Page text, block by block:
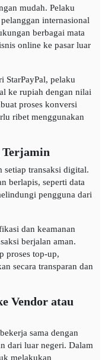
mudah. Pelaku
internasional
berbagai mata
online ke pasar luar
StarPayPal, pelaku
ke rupiah dengan nilai
proses konversi
ribet menggunakan
Terjamin
setiap transaksi digital.
berlapis, seperti data
pengguna dari
dan keamanan
berjalan aman.
proses top-up,
secara transparan dan
Vendor atau
sama dengan
dari luar negeri. Dalam
melakukan